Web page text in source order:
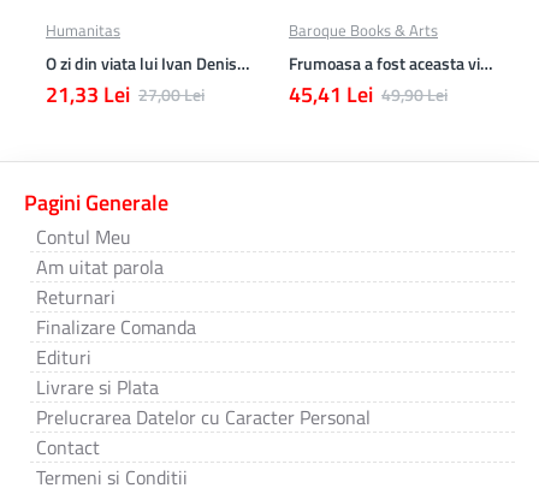
Humanitas
O zi din viata lui Ivan Denisovici
21,33 Lei 27,00 Lei
Baroque Books & Arts
Frumoasa a fost aceasta viata. totusi.
45,41 Lei 49,90 Lei
Pagini Generale
Contul Meu
Am uitat parola
Returnari
Finalizare Comanda
Edituri
Livrare si Plata
Prelucrarea Datelor cu Caracter Personal
Contact
Termeni si Conditii